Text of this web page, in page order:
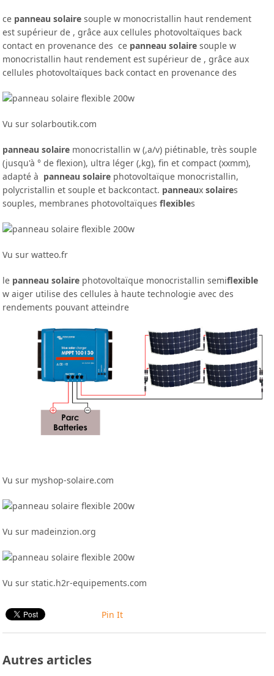
ce panneau solaire souple w monocristallin haut rendement
est supérieur de , grâce aux cellules photovoltaïques back
contact en provenance des ce panneau solaire souple w
monocristallin haut rendement est supérieur de , grâce aux
cellules photovoltaïques back contact en provenance des
Vu sur solarboutik.com
panneau solaire monocristallin w (,a/v) piétinable, très souple
(jusqu'à ° de flexion), ultra léger (,kg), fin et compact (xxmm),
adapté à panneau solaire photovoltaïque monocristallin,
polycristallin et souple et backcontact. panneauxsolaires
souples, membranes photovoltaïquesflexibles
Vu sur watteo.fr
le panneau solaire photovoltaïque monocristallin semiflexible
w aiger utilise des cellules à haute technologie avec des
rendements pouvant atteindre
Vu sur myshop-solaire.com
Vu sur madeinzion.org
Vu sur static.h2r-equipements.com
Pin It
Autres articles